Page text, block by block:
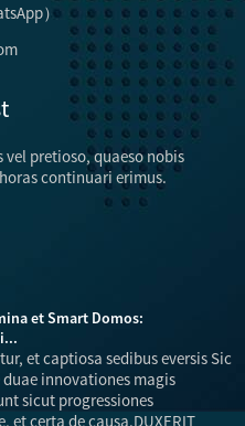
）
pretioso, quaeso nobis
continuari erimus.
et Smart Domos:
et captiosa sedibus eversis Sic
innovationes magis
sicut progressiones
et certa de causa.DUXERIT